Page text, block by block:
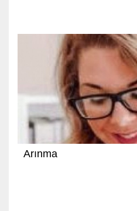
Arınma